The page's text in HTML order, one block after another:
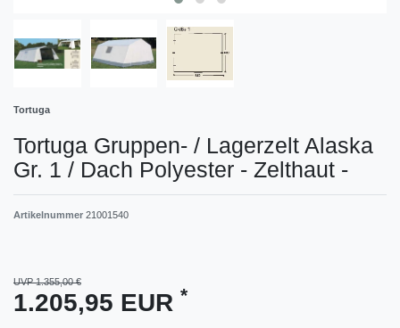
Tortuga
Tortuga Gruppen- / Lagerzelt Alaska
Gr. 1 / Dach Polyester - Zelthaut -
Artikelnummer 21001540
UVP 1.355,00 €
1.205,95 EUR *